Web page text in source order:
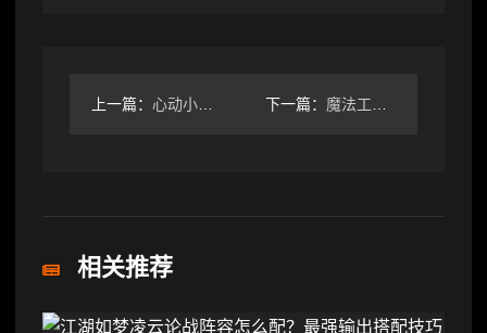
上一篇： 心动小镇心动小镇 3.15-3.21粉色泡泡家具位置攻略 下一篇： 魔法工艺魔法工艺 全遗物图鉴③
相关推荐